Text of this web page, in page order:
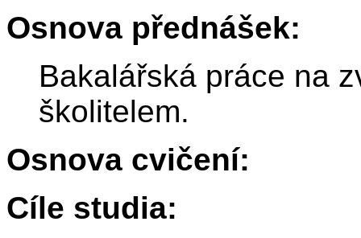
Osnova přednášek:
Bakalářská práce na
školitelem.
Osnova cvičení:
Cíle studia: